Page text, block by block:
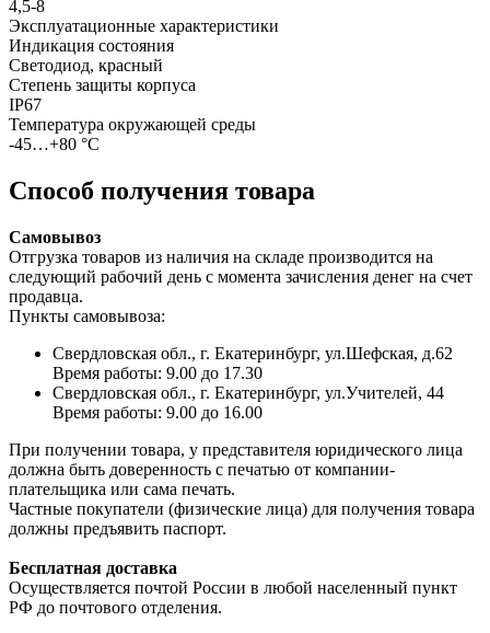
4,5-8
Эксплуатационные характеристики
Индикация состояния
Светодиод, красный
Степень защиты корпуса
IP67
Температура окружающей среды
-45…+80 °С
Способ получения товара
Самовывоз
Отгрузка товаров из наличия на складе производится на
следующий рабочий день с момента зачисления денег на счет
продавца.
Пункты самовывоза:
Свердловская обл., г. Екатеринбург, ул.Шефская, д.62
Время работы: 9.00 до 17.30
Свердловская обл., г. Екатеринбург, ул.Учителей, 44
Время работы: 9.00 до 16.00
При получении товара, у представителя юридического лица
должна быть доверенность с печатью от компании-
плательщика или сама печать.
Частные покупатели (физические лица) для получения товара
должны предъявить паспорт.
Бесплатная доставка
Осуществляется почтой России в любой населенный пункт
РФ до почтового отделения.